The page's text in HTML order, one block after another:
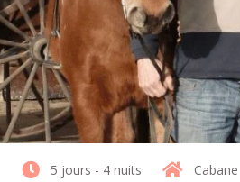
5 jours - 4 nuits Cabane